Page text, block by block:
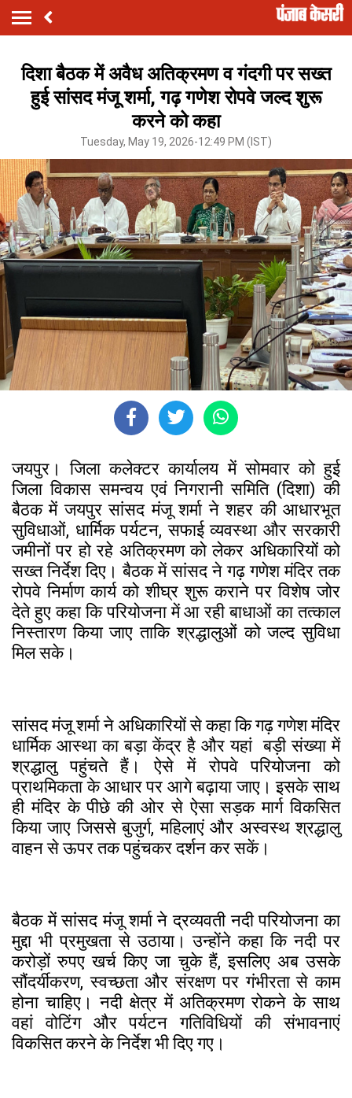
दिशा बैठक में अवैध अतिक्रमण व गंदगी पर सख्त
हुई सांसद मंजू शर्मा, गढ़ गणेश रोपवे जल्द शुरू
करने को कहा
Tuesday, May 19, 2026-12:49 PM (IST)
जयपुर। जिला कलेक्टर कार्यालय में सोमवार को हुई
जिला विकास समन्वय एवं निगरानी समिति (दिशा) की
बैठक में जयपुर सांसद मंजू शर्मा ने शहर की आधारभूत
सुविधाओं, धार्मिक पर्यटन, सफाई व्यवस्था और सरकारी
जमीनों पर हो रहे अतिक्रमण को लेकर अधिकारियों को
सख्त निर्देश दिए। बैठक में सांसद ने गढ़ गणेश मंदिर तक
रोपवे निर्माण कार्य को शीघ्र शुरू कराने पर विशेष जोर
देते हुए कहा कि परियोजना में आ रही बाधाओं का तत्काल
निस्तारण किया जाए ताकि श्रद्धालुओं को जल्द सुविधा
मिल सके।
सांसद मंजू शर्मा ने अधिकारियों से कहा कि गढ़ गणेश मंदिर
धार्मिक आस्था का बड़ा केंद्र है और यहां बड़ी संख्या में
श्रद्धालु पहुंचते हैं। ऐसे में रोपवे परियोजना को
प्राथमिकता के आधार पर आगे बढ़ाया जाए। इसके साथ
ही मंदिर के पीछे की ओर से ऐसा सड़क मार्ग विकसित
किया जाए जिससे बुजुर्ग, महिलाएं और अस्वस्थ श्रद्धालु
वाहन से ऊपर तक पहुंचकर दर्शन कर सकें।
बैठक में सांसद मंजू शर्मा ने द्रव्यवती नदी परियोजना का
मुद्दा भी प्रमुखता से उठाया। उन्होंने कहा कि नदी पर
करोड़ों रुपए खर्च किए जा चुके हैं, इसलिए अब उसके
सौंदर्यीकरण, स्वच्छता और संरक्षण पर गंभीरता से काम
होना चाहिए। नदी क्षेत्र में अतिक्रमण रोकने के साथ
वहां वोटिंग और पर्यटन गतिविधियों की संभावनाएं
विकसित करने के निर्देश भी दिए गए।